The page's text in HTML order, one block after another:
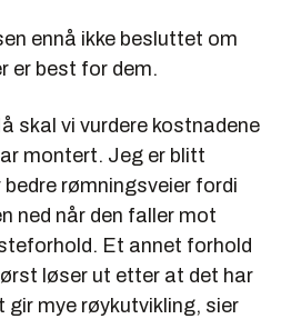
ennå ikke besluttet om
er best for dem.
skal vi vurdere kostnadene
montert. Jeg er blitt
rømningsveier fordi
ned når den faller mot
Et annet forhold
løser ut etter at det har
gir mye røykutvikling, sier